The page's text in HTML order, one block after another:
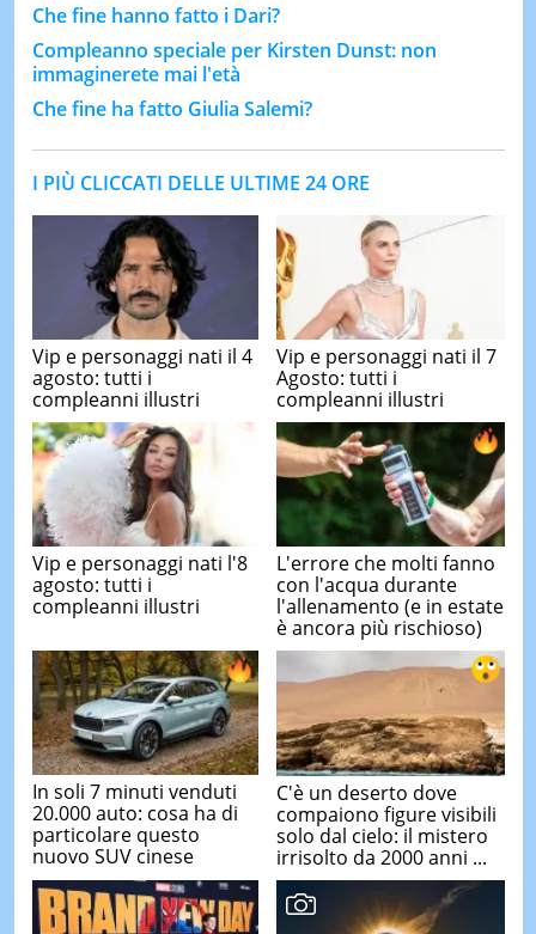
Che fine hanno fatto i Dari?
Compleanno speciale per Kirsten Dunst: non
immaginerete mai l'età
Che fine ha fatto Giulia Salemi?
I PIÙ CLICCATI DELLE ULTIME 24 ORE
Vip e personaggi nati il 4
agosto: tutti i
compleanni illustri
Vip e personaggi nati il 7
Agosto: tutti i
compleanni illustri
Vip e personaggi nati l'8
agosto: tutti i
compleanni illustri
L'errore che molti fanno
con l'acqua durante
l'allenamento (e in estate
è ancora più rischioso)
In soli 7 minuti venduti
20.000 auto: cosa ha di
particolare questo
nuovo SUV cinese
C'è un deserto dove
compaiono figure visibili
solo dal cielo: il mistero
irrisolto da 2000 anni ...